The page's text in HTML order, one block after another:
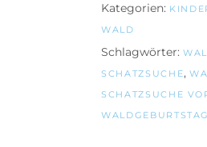
Kategorien:
WALD
Schlagwörter:
SCHATZSUCHE,
SCHATZSUCHE
WALDGEBURTSTAG